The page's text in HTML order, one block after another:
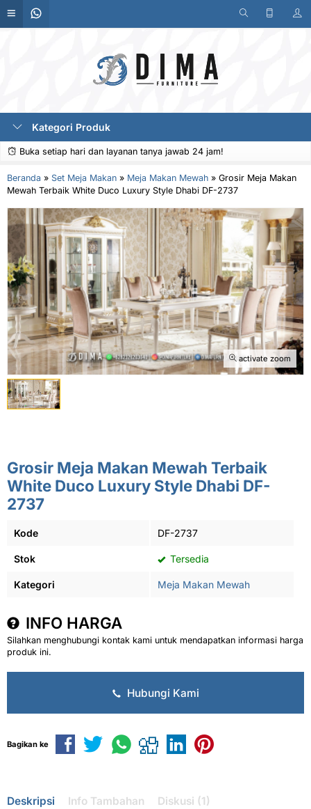
Kategori Produk
Buka setiap hari dan layanan tanya jawab 24 jam!
Beranda » Set Meja Makan » Meja Makan Mewah » Grosir Meja Makan
Mewah Terbaik White Duco Luxury Style Dhabi DF-2737
activate zoom
Grosir Meja Makan Mewah Terbaik
White Duco Luxury Style Dhabi DF-
2737
Kode DF-2737
Stok Tersedia
Kategori Meja Makan Mewah
INFO HARGA
Silahkan menghubungi kontak kami untuk mendapatkan informasi harga
produk ini.
Hubungi Kami
Bagikan ke
Deskripsi Info Tambahan Diskusi (1)